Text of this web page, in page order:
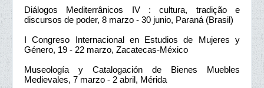
Diálogos Mediterrânicos IV : cultura, tradição e
discursos de poder, 8 marzo - 30 junio, Paraná (Brasil)
I Congreso Internacional en Estudios de Mujeres y
Género, 19 - 22 marzo, Zacatecas-México
Museología y Catalogación de Bienes Muebles
Medievales, 7 marzo - 2 abril, Mérida